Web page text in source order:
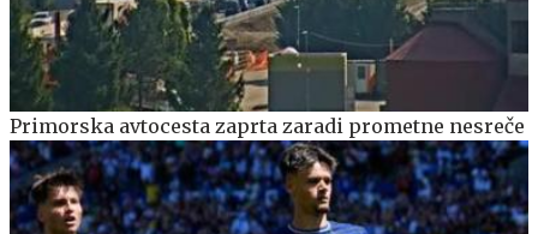
Primorska avtocesta zaprta zaradi prometne nesreče